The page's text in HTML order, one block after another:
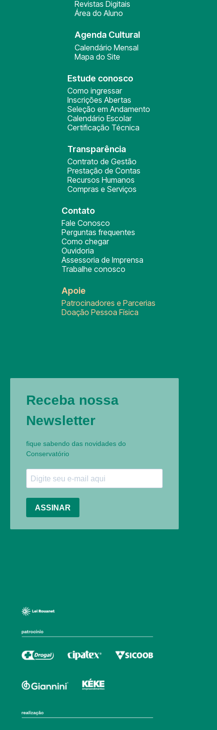
Revistas Digitais
Área do Aluno
Agenda Cultural
Calendário Mensal
Mapa do Site
Estude conosco
Como ingressar
Inscrições Abertas
Seleção em Andamento
Calendário Escolar
Certificação Técnica
Transparência
Contrato de Gestão
Prestação de Contas
Recursos Humanos
Compras e Serviços
Contato
Fale Conosco
Perguntas frequentes
Como chegar
Ouvidoria
Assessoria de Imprensa
Trabalhe conosco
Apoie
Patrocinadores e Parcerias
Doação Pessoa Física